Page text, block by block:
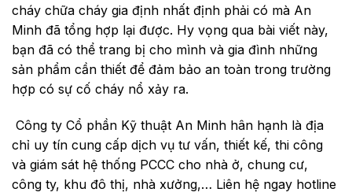
cháy chữa cháy gia định nhất định phải có mà An
Minh đã tổng hợp lại được. Hy vọng qua bài viết này,
bạn đã có thể trang bị cho mình và gia đình những
sản phẩm cần thiết để đảm bảo an toàn trong trường
hợp có sự cố cháy nổ xảy ra.
Công ty Cổ phần Kỹ thuật An Minh hân hạnh là địa
chỉ uy tín cung cấp dịch vụ tư vấn, thiết kế, thi công
và giám sát hệ thống PCCC cho nhà ở, chung cư,
công ty, khu đô thị, nhà xưởng,… Liên hệ ngay hotline